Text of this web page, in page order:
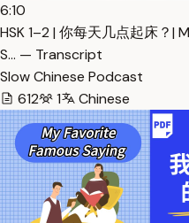
6:10
HSK 1–2 | 你每天几点起床？|
S… — Transcript
Slow Chinese Podcast
612
1 Chinese